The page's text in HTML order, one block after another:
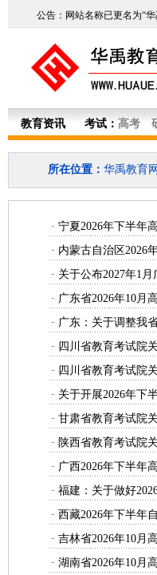
公告：网站名称已更名为“
教育资讯 考试： 高考
所在位置： 华禹教育网
· 宁夏2026年下半年
· 内蒙古自治区2026
· 关于公布2027年1
· 广东省2026年10月
· 广东：关于调整我
· 四川省教育考试院
· 四川省教育考试院
· 关于开展2026年下
· 甘肃省教育考试院
· 陕西省教育考试院
· 广西2026年下半年
· 福建：关于做好
· 西藏2026年下半年
· 吉林省2026年10月
· 湖南省2026年10月